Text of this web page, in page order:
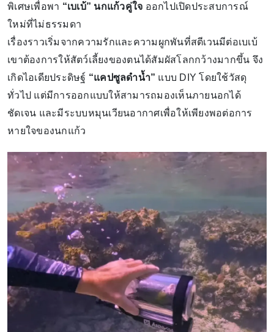
พิเศษเพื่อพา “เบเบ้” นกแก้วคู่ใจ ออกไปเปิดประสบการณ์
ใหม่ที่ไม่ธรรมดา
เรื่องราวเริ่มจากความรักและความผูกพันที่สตีเวนมีต่อเบเบ้
เขาต้องการให้สัตว์เลี้ยงของตนได้สัมผัสโลกกว้างมากขึ้น จึง
เกิดไอเดียประดิษฐ์ “แคปซูลดำน้ำ” แบบ DIY โดยใช้วัสดุ
ทั่วไป แต่มีการออกแบบให้สามารถมองเห็นภายนอกได้
ชัดเจน และมีระบบหมุนเวียนอากาศเพื่อให้เพียงพอต่อการ
หายใจของนกแก้ว